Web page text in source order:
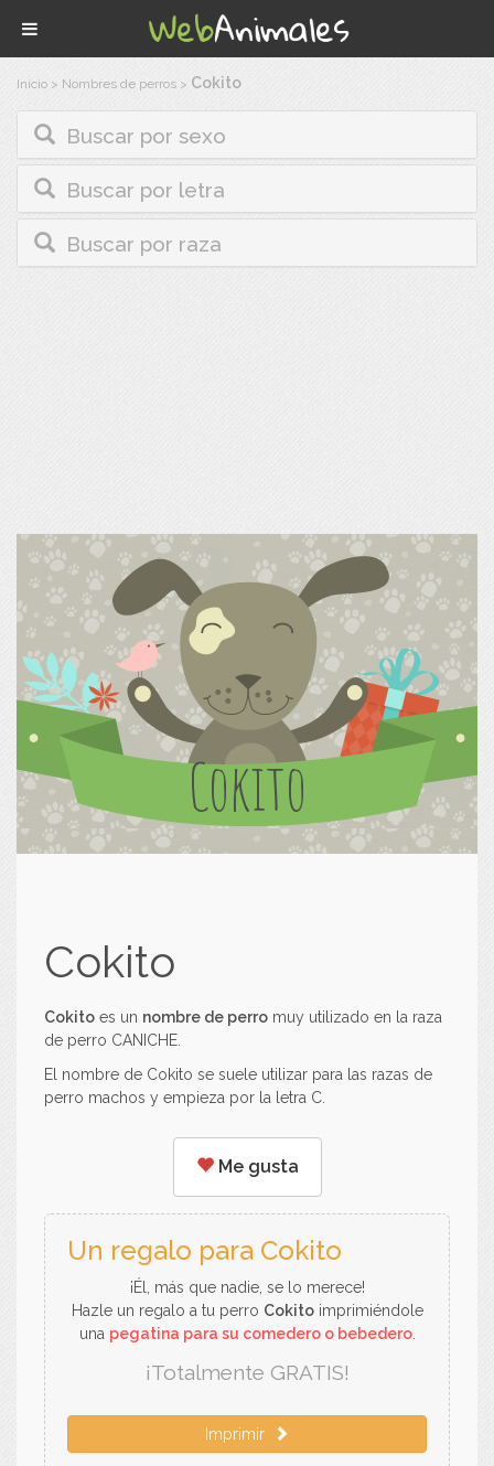
Inicio > Nombres de perros > Cokito
Buscar por sexo
Buscar por letra
Buscar por raza
Cokito
Cokito
Cokito es un nombre de perro muy utilizado en la raza
de perro CANICHE.
El nombre de Cokito se suele utilizar para las razas de
perro machos y empieza por la letra C.
Me gusta
Un regalo para Cokito
¡Él, más que nadie, se lo merece!
Hazle un regalo a tu perro Cokitoimprimiéndole
una pegatina para su comedero o bebedero.
¡Totalmente GRATIS!
Imprimir